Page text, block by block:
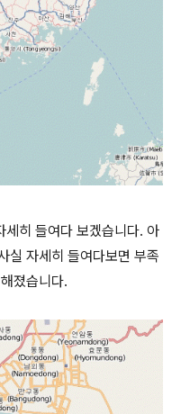
히 들여다 보겠습니다. 아
실 자세히 들여다보면 부족
졌습니다.